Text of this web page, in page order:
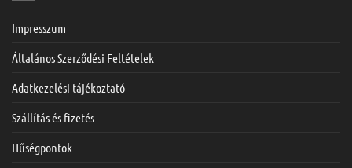
Impresszum
Általános Szerződési Feltételek
Adatkezelési tájékoztató
Szállítás és fizetés
Hűségpontok